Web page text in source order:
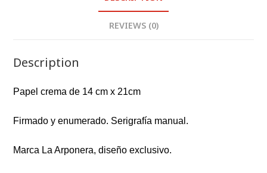
REVIEWS (0)
Description
Papel crema de 14 cm x 21cm
Firmado y enumerado. Serigrafía manual.
Marca La Arponera, diseño exclusivo.